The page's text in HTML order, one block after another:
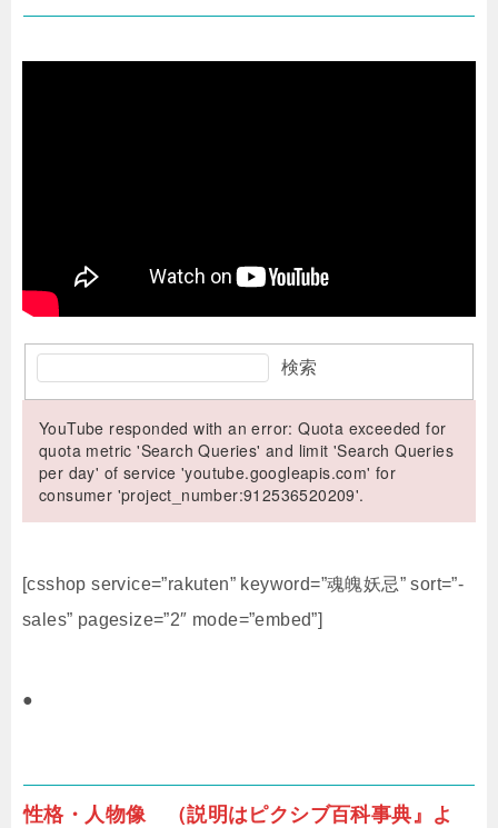
検索
YouTube responded with an error: Quota exceeded for
quota metric 'Search Queries' and limit 'Search Queries
per day' of service 'youtube.googleapis.com' for
consumer 'project_number:912536520209'.
[csshop service=”rakuten” keyword=”魂魄妖忌” sort=”-
sales” pagesize=”2″ mode=”embed”]
●
性格・人物像 （説明はピクシブ百科事典』よ